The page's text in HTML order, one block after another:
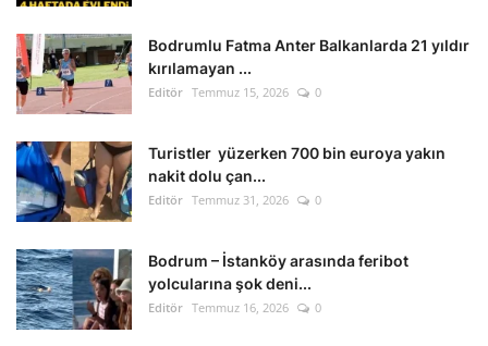
Bodrumlu Fatma Anter Balkanlarda 21 yıldır
kırılamayan ...
Editör Temmuz 15, 2026 0
Turistler yüzerken 700 bin euroya yakın
nakit dolu çan...
Editör Temmuz 31, 2026 0
Bodrum – İstanköy arasında feribot
yolcularına şok deni...
Editör Temmuz 16, 2026 0